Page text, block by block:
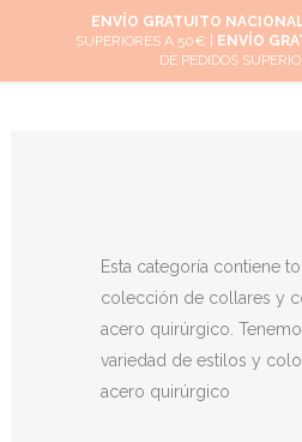
Esta categoría contiene
colección de collares y
acero quirúrgico.
variedad de estilos y
acero quirúrgico
ENVÍO GRATUITO
SUPERIORES A 50€ |
ENVÍO
DE PEDIDOS